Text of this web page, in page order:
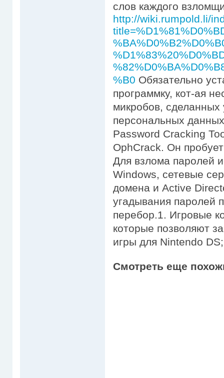
слов каждого
http://wiki.rumpold.li/
%B0 Обязательно
программку, кот-ая
микробов,
персональных
Password Cracking
OphCrack. Он
Для взлома паролей
Windows, сетевые
домена и Active
угадывания паролей
перебор.1. Игровые
которые позволяют
игры для Nintendo
Смотреть еще